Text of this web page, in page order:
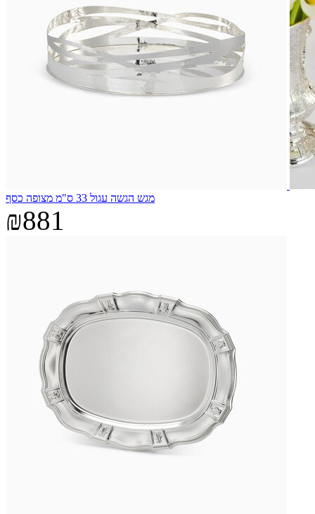
מגש הגשה עגול 33 ס"מ מצופה כסף
₪881